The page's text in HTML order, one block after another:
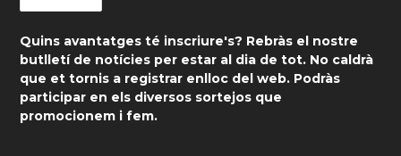
Quins avantatges té inscriure's? Rebràs el nostre
butlletí de notícies per estar al dia de tot. No caldrà
que et tornis a registrar enlloc del web. Podràs
participar en els diversos sortejos que
promocionem i fem.